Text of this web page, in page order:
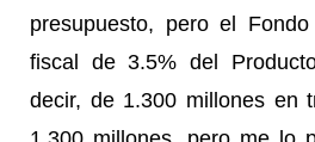
presupuesto, pero el
fiscal de 3.5% del
decir, de 1.300 millones en